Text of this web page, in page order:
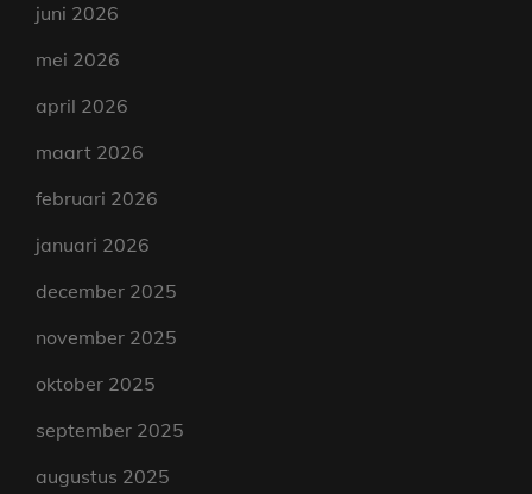
juni 2026
mei 2026
april 2026
maart 2026
februari 2026
januari 2026
december 2025
november 2025
oktober 2025
september 2025
augustus 2025